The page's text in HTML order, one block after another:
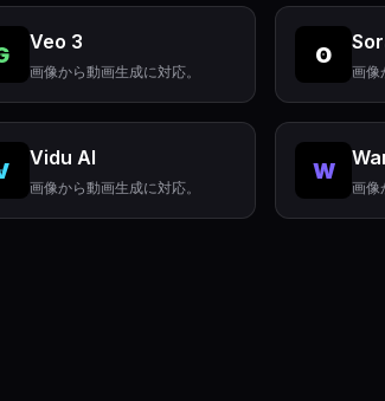
Veo 3
画像から動画生成に対応。
O
画像
Vidu AI
画像から動画生成に対応。
W
画像